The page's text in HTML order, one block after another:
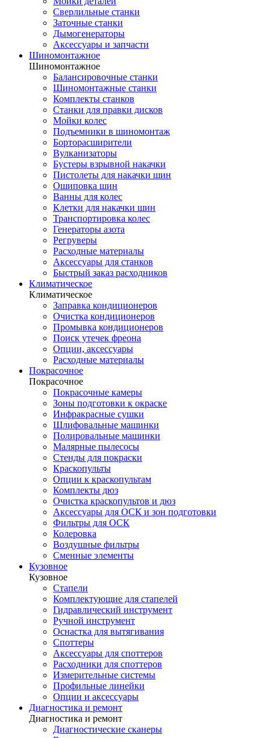
Сверлильные станки
Заточные станки
Дымогенераторы
Аксессуары и запчасти
Шиномонтажное
Шиномонтажное
Балансировочные станки
Шиномонтажные станки
Комплекты станков
Станки для правки дисков
Мойки колес
Подъемники в шиномонтаж
Борторасширители
Вулканизаторы
Бустеры взрывной накачки
Пистолеты для накачки шин
Ошиповка шин
Ванны для колес
Клетки для накачки шин
Транспортировка колес
Генераторы азота
Регруверы
Расходные материалы
Аксессуары для станков
Быстрый заказ расходников
Климатическое
Климатическое
Заправка кондиционеров
Очистка кондиционеров
Промывка кондиционеров
Поиск утечек фреона
Опции, аксессуары
Расходные материалы
Покрасочное
Покрасочное
Покрасочные камеры
Зоны подготовки к окраске
Инфракрасные сушки
Шлифовальные машинки
Полировальные машинки
Малярные пылесосы
Стенды для покраски
Краскопульты
Опции к краскопультам
Комплекты дюз
Очистка краскопультов и дюз
Аксессуары для ОСК и зон подготовки
Фильтры для ОСК
Колеровка
Воздушные фильтры
Сменные элементы
Кузовное
Кузовное
Стапели
Комплектующие для стапелей
Гидравлический инструмент
Ручной инструмент
Оснастка для вытягивания
Споттеры
Аксессуары для споттеров
Расходники для споттеров
Измерительные системы
Профильные линейки
Опции и аксессуары
Диагностика и ремонт
Диагностика и ремонт
Диагностические сканеры